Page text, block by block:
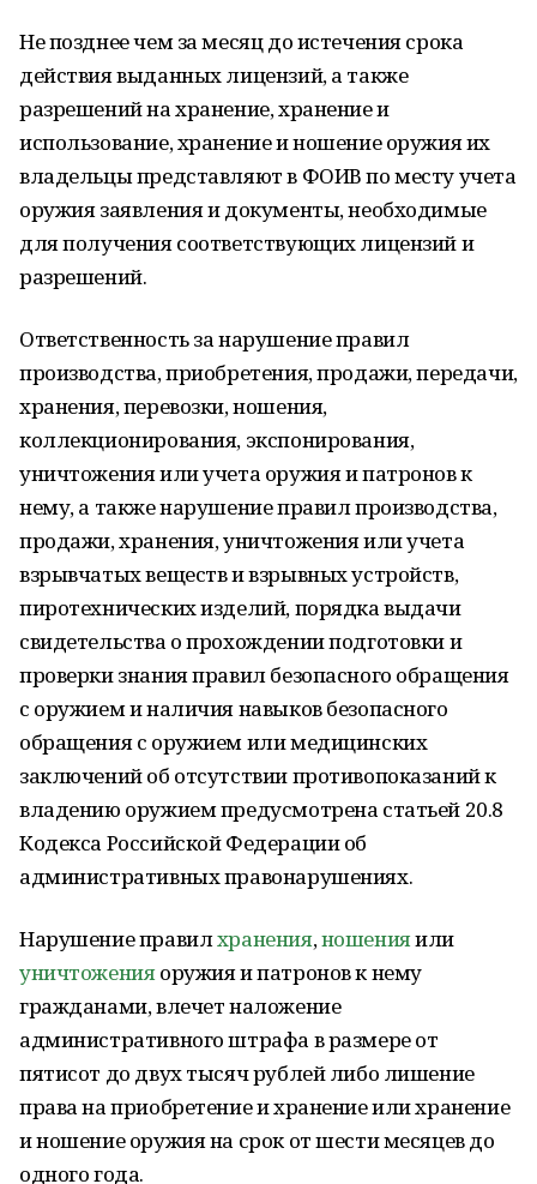
Не позднее чем за месяц до истечения срока
действия выданных лицензий, а также
разрешений на хранение, хранение и
использование, хранение и ношение оружия их
владельцы представляют в ФОИВ по месту учета
оружия заявления и документы, необходимые
для получения соответствующих лицензий и
разрешений.
Ответственность за нарушение правил
производства, приобретения, продажи, передачи,
хранения, перевозки, ношения,
коллекционирования, экспонирования,
уничтожения или учета оружия и патронов к
нему, а также нарушение правил производства,
продажи, хранения, уничтожения или учета
взрывчатых веществ и взрывных устройств,
пиротехнических изделий, порядка выдачи
свидетельства о прохождении подготовки и
проверки знания правил безопасного обращения
с оружием и наличия навыков безопасного
обращения с оружием или медицинских
заключений об отсутствии противопоказаний к
владению оружием предусмотрена статьей 20.8
Кодекса Российской Федерации об
административных правонарушениях.
Нарушение правилхранения,ношенияили
уничтоженияоружия и патронов к нему
гражданами, влечет наложение
административного штрафа в размере от
пятисот до двух тысяч рублей либо лишение
права на приобретение и хранение или хранение
и ношение оружия на срок от шести месяцев до
одного года.